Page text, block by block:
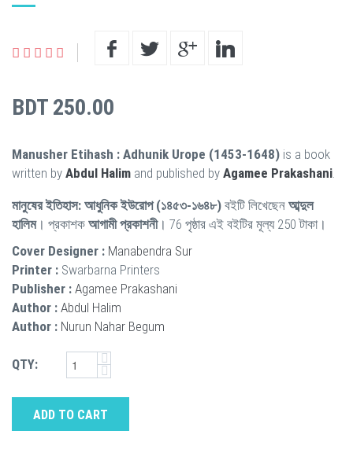
BDT 250.00
Manusher Etihash : Adhunik Urope (1453-1648) is a book
written by Abdul Halim and published by Agamee Prakashani
মানুষের ইতিহাস: আধুনিক ইউরোপ (১৪৫৩-১৬৪৮) বইটি লিখেছেন আব্দুল
হালিম। প্রকাশক আগামী প্রকাশনী। 76 পৃষ্ঠার এই বইটির মূল্য 250 টাকা।
Cover Designer : Manabendra Sur
Printer : Swarbarna Printers
Publisher : Agamee Prakashani
Author : Abdul Halim
Author : Nurun Nahar Begum
QTY:
ADD TO CART